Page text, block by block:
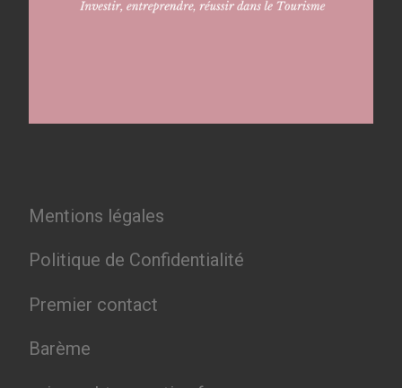
Mentions légales
Politique de Confidentialité
Premier contact
Barème